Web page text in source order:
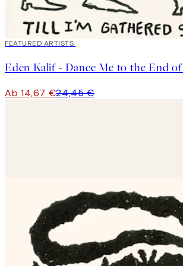
40%*
FEATURED ARTISTS
Eden Kalif - Dance Me to the End
Ab 14,67 €24,45 €